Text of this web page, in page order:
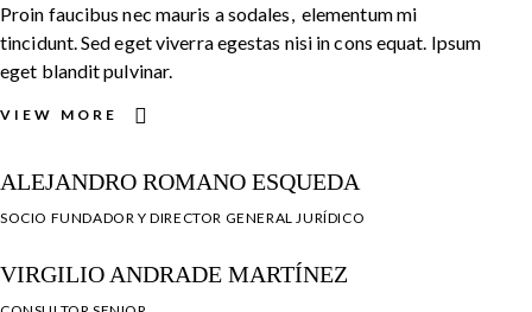
Proin faucibus nec mauris a sodales, elementum mi
tincidunt. Sed eget viverra egestas nisi in cons equat. Ipsum
eget blandit pulvinar.
VIEW MORE
ALEJANDRO ROMANO ESQUEDA
SOCIO FUNDADOR Y DIRECTOR GENERAL JURÍDICO
VIRGILIO ANDRADE MARTÍNEZ